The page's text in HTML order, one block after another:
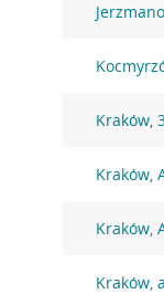
Kraków,
Kraków,
Kraków,
Kraków,